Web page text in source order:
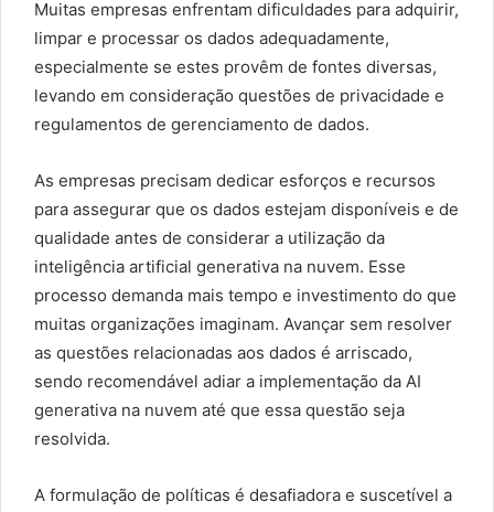
Muitas empresas enfrentam dificuldades para adquirir,
limpar e processar os dados adequadamente,
especialmente se estes provêm de fontes diversas,
levando em consideração questões de privacidade e
regulamentos de gerenciamento de dados.
As empresas precisam dedicar esforços e recursos
para assegurar que os dados estejam disponíveis e de
qualidade antes de considerar a utilização da
inteligência artificial generativa na nuvem. Esse
processo demanda mais tempo e investimento do que
muitas organizações imaginam. Avançar sem resolver
as questões relacionadas aos dados é arriscado,
sendo recomendável adiar a implementação da AI
generativa na nuvem até que essa questão seja
resolvida.
A formulação de políticas é desafiadora e suscetível a